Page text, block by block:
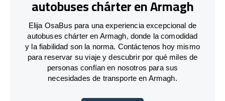
autobuses chárter en Armagh
Elija OsaBus para una experiencia excepcional de
autobuses chárter en Armagh, donde la comodidad
y la fiabilidad son la norma. Contáctenos hoy mismo
para reservar su viaje y descubrir por qué miles de
personas confían en nosotros para sus
necesidades de transporte en Armagh.